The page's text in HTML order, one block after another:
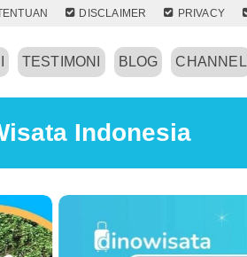
DISCLAIMER PRIVACY
TESTIMONI BLOG CHANNEL
Indonesia